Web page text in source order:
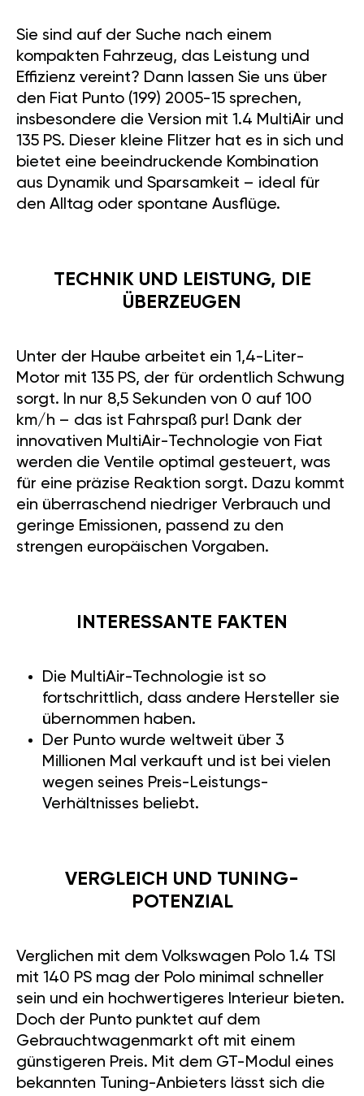
INSTALLATION GÄN
GT/GTL
FIAT PUNTO (199)
2005-15: DER 1.4
MULTIAIR MIT 135 PS IM
FOKUS
das Leistung und Effizienz
15 sprechen, insbesondere die
Version mit 1.4 MultiAir und 135
PS. Dieser kleine Flitzer hat es in
sich und bietet eine
beeindruckende Kombination
aus Dynamik und Sparsamkeit
– ideal für den Alltag oder
TECHNIK UND LEISTUNG,
Unter der Haube arbeitet ein
1,4-Liter-Motor mit 135 PS, der
für ordentlich Schwung sorgt. In
nur 8,5 Sekunden von 0 auf 100
km/h – das ist Fahrspaß pur!
Dank der innovativen MultiAir-